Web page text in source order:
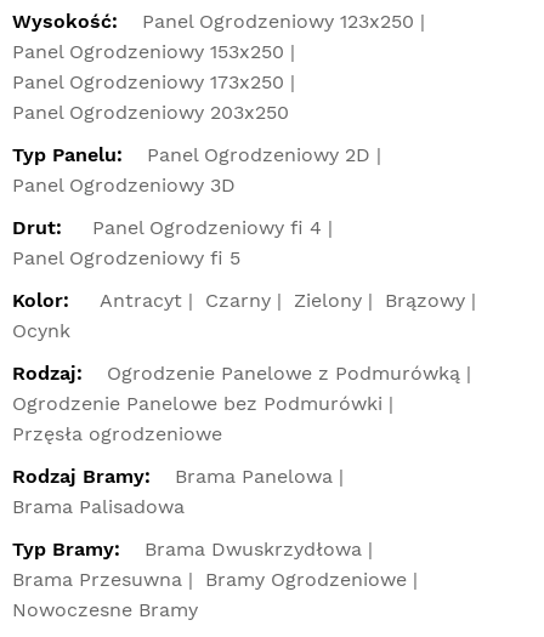
Wysokość:
Panel Ogrodzeniowy 123x250
Panel Ogrodzeniowy 153x250
Panel Ogrodzeniowy 173x250
Panel Ogrodzeniowy 203x250
Typ Panelu:
Panel Ogrodzeniowy 2D
Panel Ogrodzeniowy 3D
Drut:
Panel Ogrodzeniowy fi 4
Panel Ogrodzeniowy fi 5
Kolor:
Antracyt Czarny Zielony
Brązowy
Ocynk
Rodzaj:
Ogrodzenie Panelowe z Podmurówką
Ogrodzenie Panelowe bez Podmurówki
Przęsła ogrodzeniowe
Rodzaj Bramy:
Brama Panelowa
Brama Palisadowa
Typ Bramy:
Brama Dwuskrzydłowa
Brama Przesuwna
Bramy Ogrodzeniowe
Nowoczesne Bramy